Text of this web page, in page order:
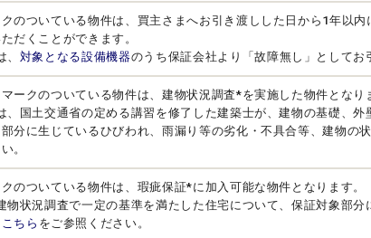
のついている物件は、買主さまへお引き渡しした日から1年以内
だくことができます。
対象となる設備機器のうち保証会社より「故障無し」としてお
ークのついている物件は、建物状況調査*を実施した物件となり
、国土交通省の定める講習を修了した建築士が、建物の基礎、
分に生じているひびわれ、雨漏り等の劣化・不具合等、建物の
。
のついている物件は、瑕疵保証*に加入可能な物件となります。
物状況調査で一定の基準を満たした住宅について、保証対象部
こちら をご参照ください。